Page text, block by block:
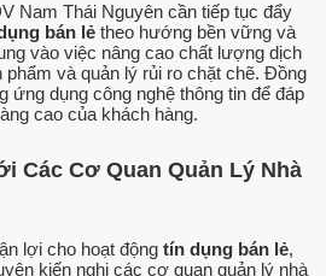
Nam Thái Nguyên cần tiếp tục đẩy
bán lẻ theo hướng bền vững và
vào việc nâng cao chất lượng dịch
phẩm và quản lý rủi ro chặt chẽ. Đồng
ứng dụng công nghệ thông tin để đáp
cao của khách hàng.
Các Cơ Quan Quản Lý Nhà
lợi cho hoạt động tín dụng bán lẻ,
kiến nghị các cơ quan quản lý nhà